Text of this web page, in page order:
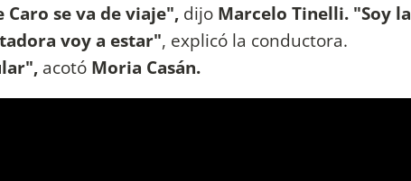
se va de viaje", dijo Marcelo Tinelli. "Soy la
voy a estar", explicó la conductora.
acotó Moria Casán.